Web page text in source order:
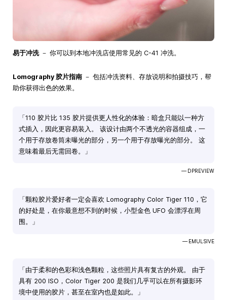
易于冲洗－ 你可以到本地冲洗店使用常见的 C-41 冲洗。
Lomography 胶片指南 － 包括冲洗资料、存放说明和拍摄技巧，帮
助你获得出色的效果。
「110 胶片比 135 胶片提供更人性化的体验：暗盒只能以一种方
式插入，因此更容易装入。 该设计由两个不透光的容器组成，一
个用于存放卷筒未曝光的部分，另一个用于存放曝光的部分。 这
意味着最后无需回卷。」
— DPREVIEW
「颗粒胶片爱好者一定会喜欢 Lomography Color Tiger 110，它
的好处是，在你最意想不到的时候，小型金色 UFO 会漂浮在周
围。」
— EMULSIVE
「由于柔和的色彩和浅色颗粒，这些照片具有复古的外观。 由于
具有 200 ISO，Color Tiger 200 是我们几乎可以在所有摄影环
境中使用的胶片，甚至在室内也是如此。」